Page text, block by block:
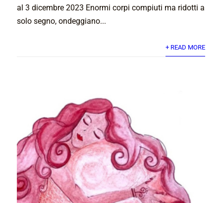
al 3 dicembre 2023 Enormi corpi compiuti ma ridotti a
solo segno, ondeggiano...
+ READ MORE